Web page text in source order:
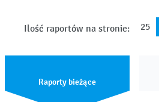
Ilość raportów na stronie: 25
Raporty bieżące